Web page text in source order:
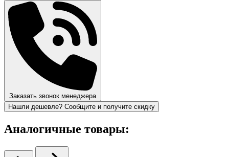
Заказать звонок менеджера
Нашли дешевле? Сообщите и получите скидку
Аналогичные товары: